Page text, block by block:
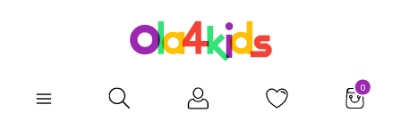
Otwórz wyszukiwarkę